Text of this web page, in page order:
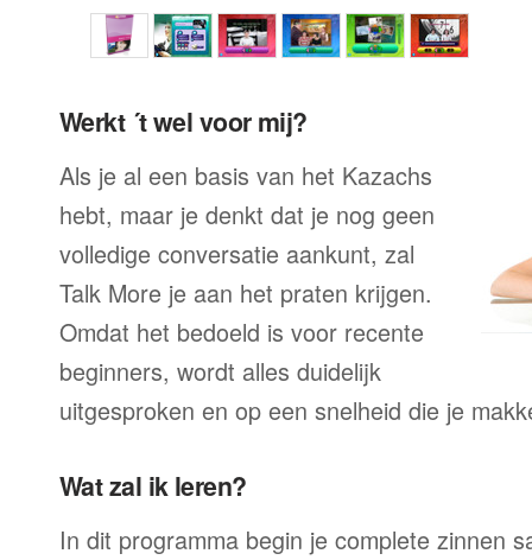
Werkt ´t wel voor mij?
Als je al een basis van het Kazachs
hebt, maar je denkt dat je nog geen
volledige conversatie aankunt, zal
Talk More je aan het praten krijgen.
Omdat het bedoeld is voor recente
beginners, wordt alles duidelijk
uitgesproken en op een snelheid die je
Wat zal ik leren?
In dit programma begin je complete zinnen